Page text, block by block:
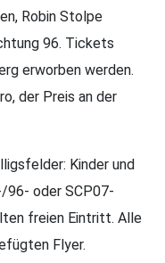
Robin Stolpe
96. Tickets
erworben werden.
der Preis an der
Kinder und
96- oder SCP07-
freien Eintritt. Alle
Flyer.